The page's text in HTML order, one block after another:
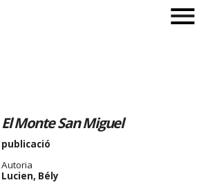
El Monte San Miguel
publicació
Autoria
Lucien, Bély